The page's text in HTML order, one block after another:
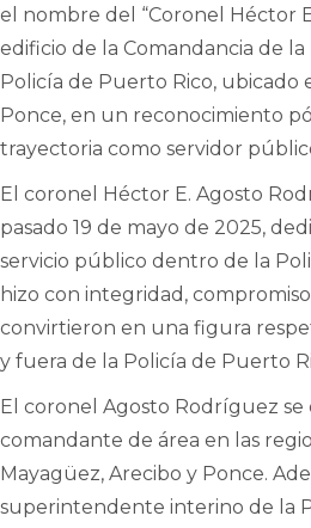
el nombre del “Coronel Héctor
edificio de la Comandancia de
Policía de Puerto Rico, ubicado
Ponce, en un reconocimiento
trayectoria como servidor
El coronel Héctor E. Agosto
pasado 19 de mayo de 2025,
servicio público dentro de la
hizo con integridad,
convirtieron en una figura
y fuera de la Policía de Puerto
El coronel Agosto Rodríguez
comandante de área en las
Mayagüez, Arecibo y Ponce.
superintendente interino de la